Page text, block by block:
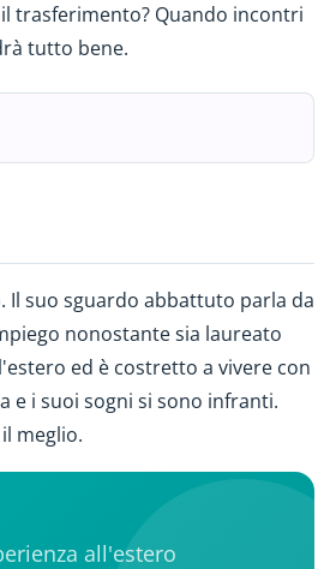
trasferimento? Quando incontri
tutto bene.
Il suo sguardo abbattuto parla da
nonostante sia laureato
ed è costretto a vivere con
e i suoi sogni si sono infranti.
meglio.
all'estero